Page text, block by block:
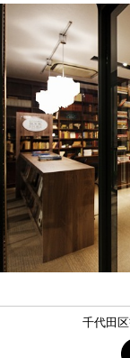
千代田